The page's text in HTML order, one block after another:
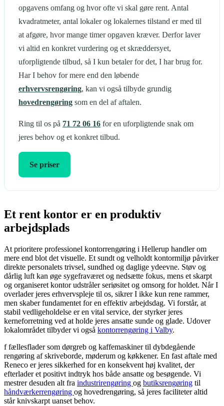
opgavens omfang og hvor ofte vi skal gøre rent. Antal
kvadratmeter, antal lokaler og lokalernes tilstand er med til
at afgøre, hvor mange timer opgaven kræver. Derfor laver
vi altid en konkret vurdering og et skræddersyet,
uforpligtende tilbud, så I kun betaler for det, I har brug for.
Har I behov for mere end den løbende
erhvervsrengøring, kan vi også tilbyde grundig
hovedrengøring som en del af aftalen.
Ring til os på 71 72 06 16 for en uforpligtende snak om
jeres behov og et konkret tilbud.
Se priser
Et rent kontor er en produktiv
arbejdsplads
At prioritere professionel kontorrengøring i Hellerup handler om
mere end blot det visuelle. Et sundt og velholdt kontormiljø påvirker
direkte personalets trivsel, sundhed og daglige ydeevne. Støv og
dårlig luft kan øge sygefraværet og nedsætte fokus, mens et skarpt
og organiseret kontor udstråler seriøsitet og omsorg for holdet. Når I
overlader jeres erhvervspleje til os, sikrer I ikke kun rene rammer,
men skaber fundamentet for en effektiv arbejdsdag. Vi forstår, at
stabil vedligeholdelse er en vital service, der styrker jeres
kerneforretning ved at holde jeres ansatte sunde og glade. Udover
lokalområdet tilbyder vi også kontorrengøring i Valby.
f fællesflader som dørgreb og kaffemaskiner til dybdegående
rengøring af skriveborde, møderum og køkkener. En fast aftale med
Reneco er jeres sikkerhed for en konsekvent høj kvalitet, der
efterlader et positivt indtryk hos både ansatte og besøgende. Vi
mestrer desuden alt fra industrirengøring og butiksrengøring til
håndværkerrengøring og hovedrengøring, så jeres faciliteter altid
står knivskarpt uanset behov.